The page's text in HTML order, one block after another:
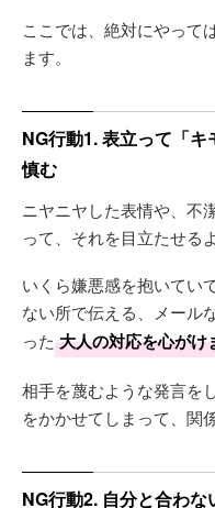
ここでは、絶対にやって
ます。
NG行動1. 表立って「
慎む
ニヤニヤした表情や、不
って、それを目立たせる
いくら嫌悪感を抱いてい
ない所で伝える、メール
った 大人の対応を心がけ
相手を蔑むような発言を
をかかせてしまって、関
NG行動2. 自分と合わ